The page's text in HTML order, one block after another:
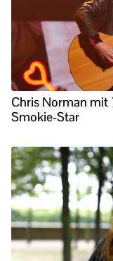
Chris Norman mit
Smokie-Star